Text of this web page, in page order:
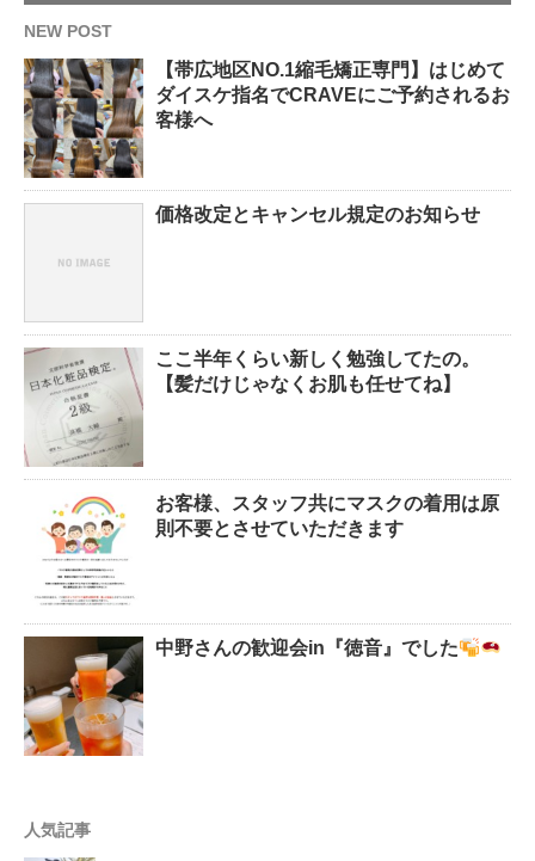
NEW POST
【帯広地区NO.1縮毛矯正専門】はじめて
ダイスケ指名でCRAVEにご予約されるお
客様へ
価格改定とキャンセル規定のお知らせ
ここ半年くらい新しく勉強してたの。
【髪だけじゃなくお肌も任せてね】
お客様、スタッフ共にマスクの着用は原
則不要とさせていただきます
中野さんの歓迎会in『徳音』でした
人気記事